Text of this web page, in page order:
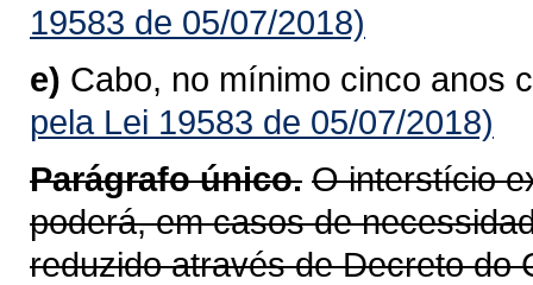
19583 de 05/07/2018)
e) Cabo, no mínimo cinco anos
pela Lei 19583 de 05/07/2018)
Parágrafo único. O interstício
poderá, em casos de
reduzido através de Decreto do